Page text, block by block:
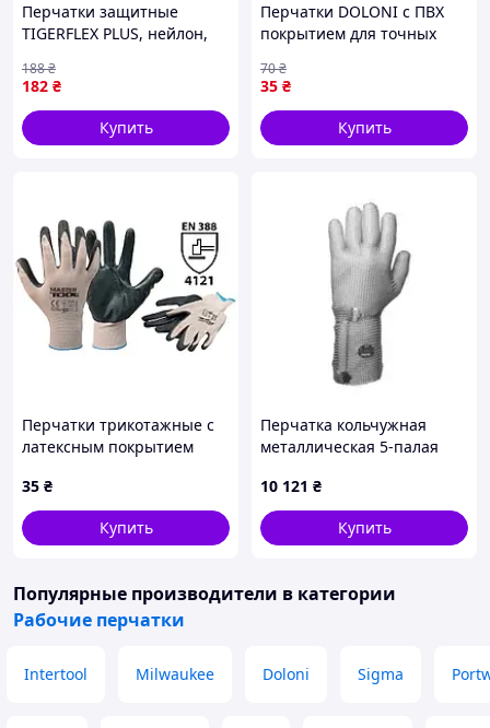
Перчатки защитные
TIGERFLEX PLUS, нейлон,
р.7 WURTH ( арт.
0899411017 )
182 ₴
188₴
Купить
Перчатки DOLONI с ПВХ
покрытием для точных
и защитой от загрязнений
35 ₴
70₴
Купить
Перчатки трикотажные с
латексным покрытием
35 ₴
Купить
Перчатка кольчужная
металлическая 5-палая
металлическим крючком
рукав 150 мм размер S
GS2111115016
10 121 ₴
Купить
Популярные производители в категории
Рабочие перчатки
Intertool Milwaukee Doloni Sigma